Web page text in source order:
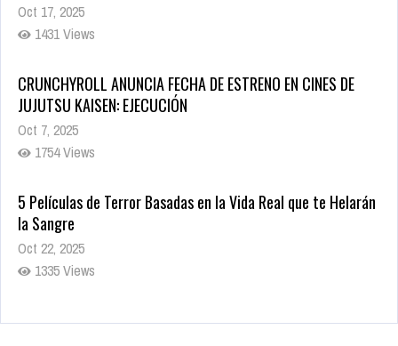
Oct 7, 2025
1754 Views
5 Películas de Terror Basadas en la Vida Real que te Helarán
la Sangre
Oct 22, 2025
1335 Views
Revive el terror: El conjuro 4: Últimos ritos ya está disponible
en tiendas digitales
Oct 20, 2025
1377 Views
Warner Bros. lleva a las tiendas digitales su racha de